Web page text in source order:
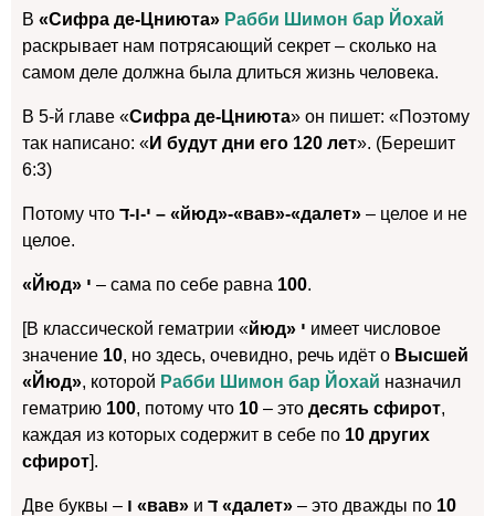
В «Сифра де-Цниюта» Рабби Шимон бар Йохай
раскрывает нам потрясающий секрет – cколько на
самом деле должна была длиться жизнь человека.
В 5-й главе «Сифра де-Цниюта» он пишет: «Поэтому
так написано: «И будут дни его 120 лет». (Берешит
6:3)
Потому что י-ו-ד – «йюд»-«вав»-«далет» – целое и не
целое.
«Йюд» י – сама по себе равна 100.
[В классической гематрии « йюд» י имеет числовое
значение 10, но здесь, очевидно, речь идёт о Высшей
«Йюд», которой Рабби Шимон бар Йохай назначил
гематрию 100, потому что 10 – это десять сфирот,
каждая из которых содержит в себе по 10 других
сфирот].
Две буквы – ו «вав» и ד «далет» – это дважды по 10